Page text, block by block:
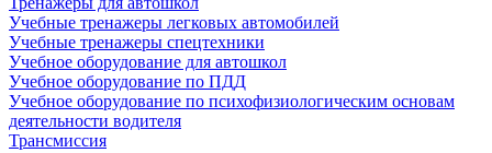
Учебные тренажеры легковых автомобилей
Учебные тренажеры спецтехники
Учебное оборудование для автошкол
Учебное оборудование по ПДД
Учебное оборудование по психофизиологическим основам
деятельности водителя
Трансмиссия